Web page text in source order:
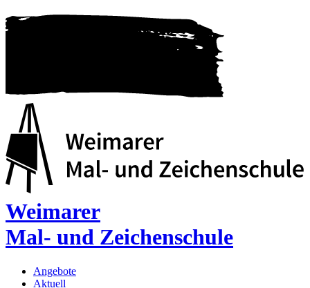
Weimarer
Mal- und Zeichenschule
Angebote
Aktuell